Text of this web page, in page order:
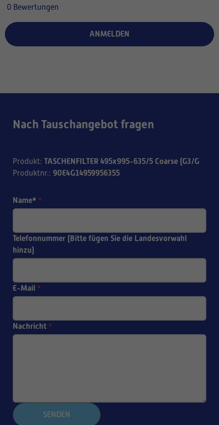
0 Bewertungen
ANMELDEN
Nach Tauschangebot fragen
Produkt: TASCHENFILTER 495x995-635/5 Coarse (G3/G
Produktnr.: 90E4G14959956355
Name* *
Telefonnummer (Bitte fügen Sie die Landesvorwahl
hinzu)
E-Mail *
Nachricht *
SENDEN